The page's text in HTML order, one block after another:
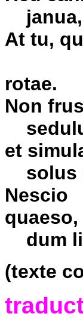
janua,
At tu,
Non
et
solus
dum
(texte